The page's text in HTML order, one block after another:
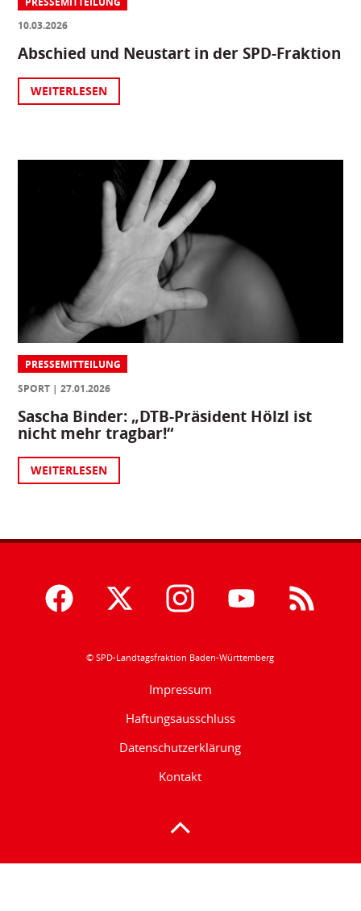
10.03.2026
Abschied und Neustart in der SPD-Fraktion
WEITERLESEN
PRESSEMITTEILUNG
SPORT
27.01.2026
Sascha Binder: „DTB-Präsident Hölzl ist
nicht mehr tragbar!“
WEITERLESEN
© SPD-Landtagsfraktion Baden-Württemberg
Impressum
Haftungsausschluss
Datenschutzerklärung
Kontakt